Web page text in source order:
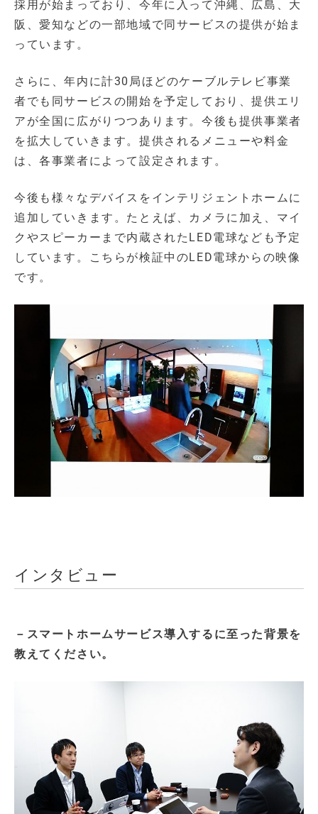
採用が始まっており、今年に入って沖縄、広島、大
阪、愛知などの一部地域で同サービスの提供が始ま
っています。
さらに、年内に計30局ほどのケーブルテレビ事業
者でも同サービスの開始を予定しており、提供エリ
アが全国に広がりつつあります。今後も提供事業者
を拡大していきます。提供されるメニューや料金
は、各事業者によって設定されます。
今後も様々なデバイスをインテリジェントホームに
追加していきます。たとえば、カメラに加え、マイ
クやスピーカーまで内蔵されたLED電球なども予定
しています。こちらが検証中のLED電球からの映像
です。
インタビュー
－スマートホームサービス導入するに至った背景を
教えてください。